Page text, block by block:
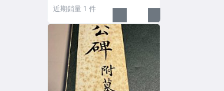
近期銷量 1 件